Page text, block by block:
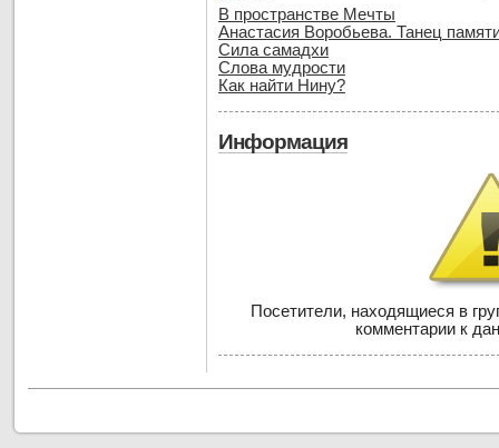
В пространстве Мечты
Анастасия Воробьева. Танец
Сила самадхи
Слова мудрости
Как найти Нину?
Информация
Посетители, находящиеся в
комментарии к